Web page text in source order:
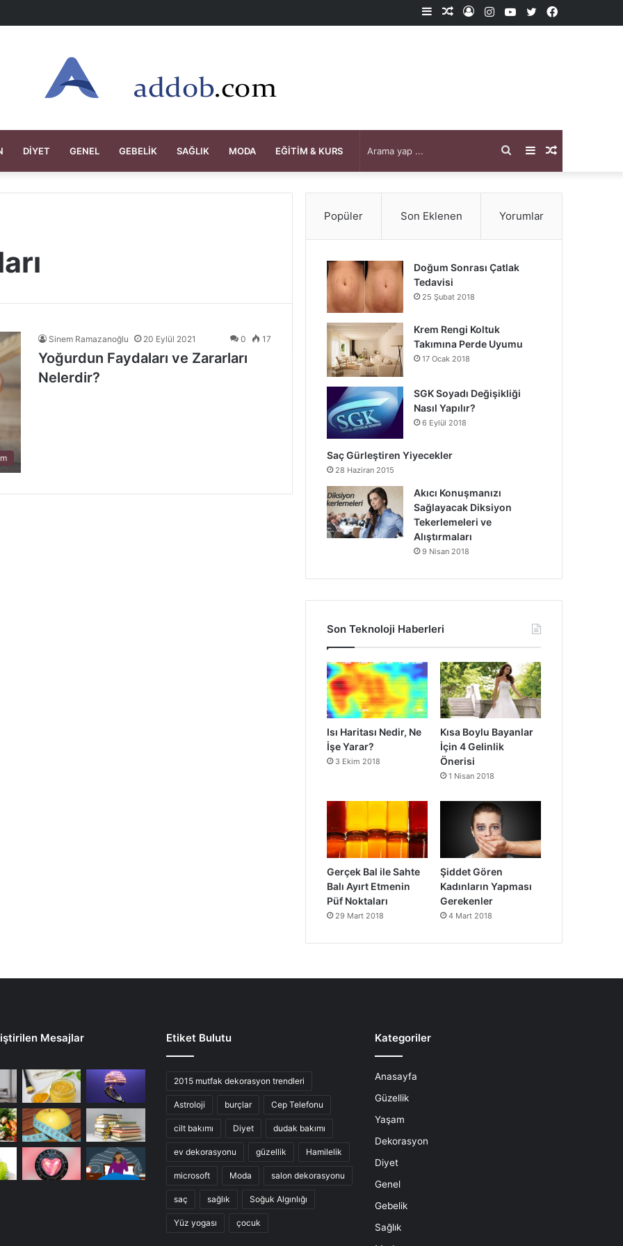
Facebook
X
YouTube
Instagram
Kayıt
Rastgele
Kenar
DIYET GENEL GEBELIK SAĞLIK MODA EĞITIM & KURS Rastgele
Makale
Kenar
Bölmesi
Arama
yap
Sinem Ramazanoğlu 20 Eylül 2021 0 17
Yoğurdun Faydaları ve Zararları
Nelerdir?
Popüler Son Eklenen Yorumlar
Doğum Sonrası Çatlak
Tedavisi
25 Şubat 2018
Krem Rengi Koltuk
Takımına Perde Uyumu
17 Ocak 2018
SGK Soyadı Değişikliği
Nasıl Yapılır?
6 Eylül 2018
Saç Gürleştiren Yiyecekler
28 Haziran 2015
Akıcı Konuşmanızı
Sağlayacak Diksiyon
Tekerlemeleri ve
Alıştırmaları
9 Nisan 2018
Son Teknoloji Haberleri
Isı Haritası Nedir, Ne
İşe Yarar?
3 Ekim 2018
Kısa Boylu Bayanlar
İçin 4 Gelinlik
Önerisi
1 Nisan 2018
Gerçek Bal ile Sahte
Balı Ayırt Etmenin
Püf Noktaları
29 Mart 2018
Şiddet Gören
Kadınların Yapması
Gerekenler
4 Mart 2018
Mesajlar Etiket Bulutu
2015 mutfak dekorasyon trendleri
Astroloji burçlar Cep Telefonu
cilt bakımı Diyet dudak bakımı
ev dekorasyonu güzellik Hamilelik
microsoft Moda salon dekorasyonu
saç sağlık Soğuk Algınlığı
Yüz yogası çocuk
Kategoriler
Anasayfa
Güzellik
Yaşam
Dekorasyon
Diyet
Genel
Gebelik
Sağlık